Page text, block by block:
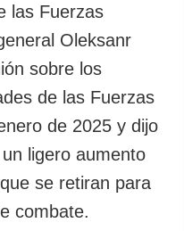
SERVICIOS
Suscripción
Banco de
imágenes
las Fuerzas
Oleksanr
sobre los
de las Fuerzas
de 2025 y dijo
ligero aumento
se retiran para
combate.